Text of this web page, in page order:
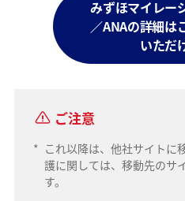
みずほマイレー
／ANAの詳細は
いただ
ご注意
* これ以降は、他社サイトに
護に関しては、移動先のサ
す。